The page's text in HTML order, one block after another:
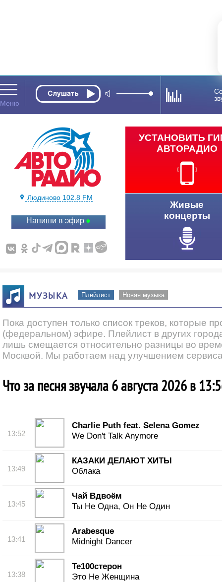
Людиново 102.8 FM
Напиши в эфир
УСТАНОВИТЬ
АВТОРАДИО
Живые
концерты
МУЗЫКА Плейлист Новая музыка
Пока доступен только список треков, которые
(федеральном) эфире. Плейлист в других
лишь смещается относительно разницы во
Москвой. Мы работаем над улучшением
Что за песня звучала 6 августа 2026 в
13:52
Charlie Puth feat. Selena Gomez
We Don't Talk Anymore
13:49
КАЗАКИ ДЕЛАЮТ ХИТЫ
Облака
13:45
Чай Вдвоём
Ты Не Одна, Он Не Один
13:41
Arabesque
Midnight Dancer
13:38
Те100стерон
Это Не Женщина